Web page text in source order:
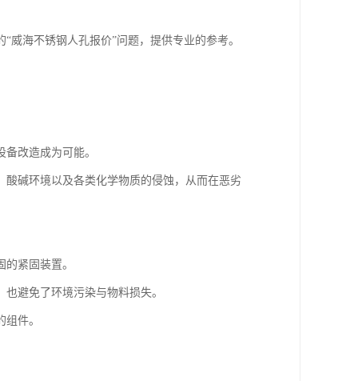
海不锈钢人孔报价”问题，提供专业的参考。
改造成为可能。
碱环境以及各类化学物质的侵蚀，从而在恶劣
紧固装置。
避免了环境污染与物料损失。
件。